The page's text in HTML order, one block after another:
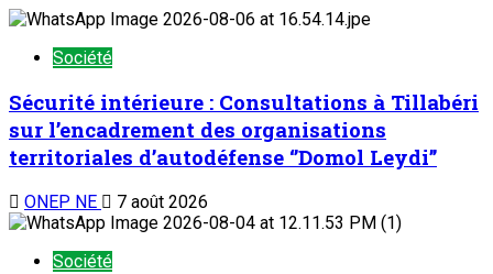
Société
Sécurité intérieure : Consultations à Tillabéri
sur l’encadrement des organisations
territoriales d’autodéfense ‘’Domol Leydi’’
ONEP NE 7 août 2026
Société